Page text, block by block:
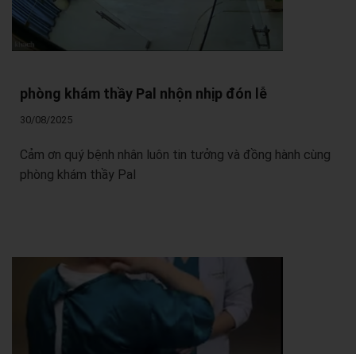
phòng khám thầy Pal nhộn nhịp đón lễ
30/08/2025
Cảm ơn quý bệnh nhân luôn tin tưởng và đồng hành cùng
phòng khám thầy Pal